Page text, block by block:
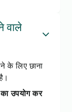
वाले
के लिए छाना
उपयोग कर